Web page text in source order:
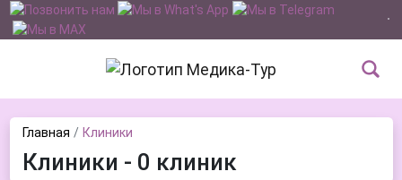
Главная Клиники
Клиники - 0 клиник